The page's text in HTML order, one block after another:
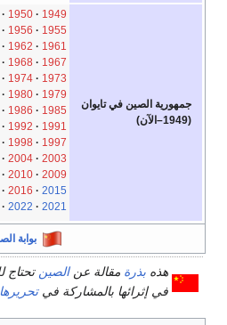
جمهورية الصين في تايوان
(1949–الآن)
1949
1950
1955
1956
1961
1962
1967
1968
1973
1974
1979
1980
1985
1986
1991
1992
1997
1998
2003
2004
2009
2010
2015
2016
2021
2022
بوابة
هذه بذرة مقالة عنالصين تحتاج
في إثرائها بالمشاركة فيتحريرها